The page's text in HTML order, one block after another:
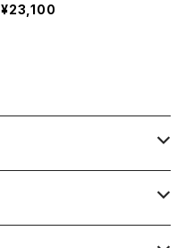
tion】
¥23,100